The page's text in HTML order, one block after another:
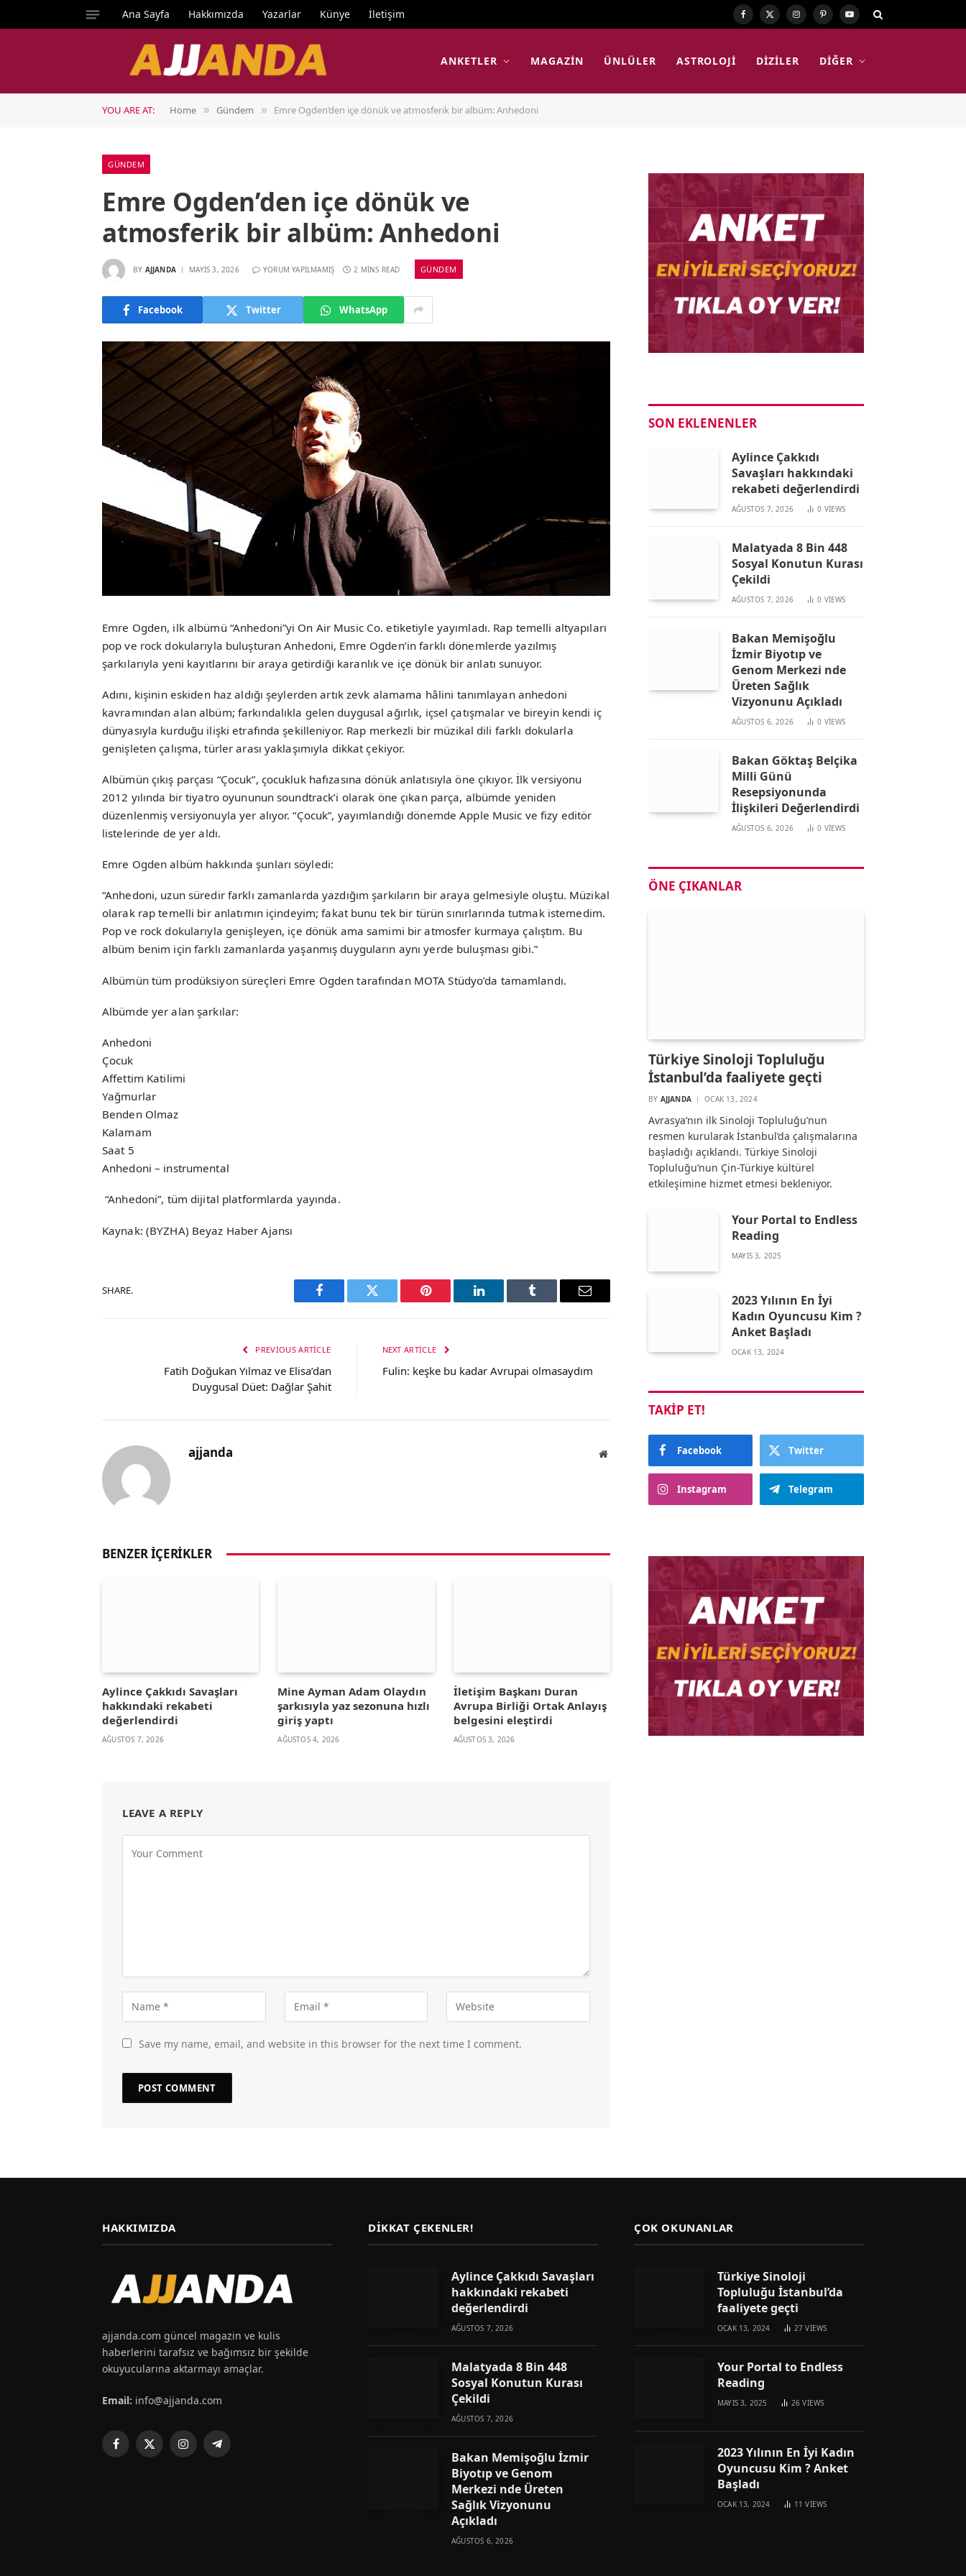
Ana Sayfa Hakkımızda Yazarlar Künye İletişim Facebook
X
Instagram
PinterestYouTube
ANKETLER MAGAZIN ÜNLÜLER ASTROLOJI DIZILER DIĞER
YOU ARE AT: Home » Gündem » Emre Ogden’den içe dönük ve atmosferik bir albüm: Anhedoni
GÜNDEM
Emre Ogden’den içe dönük ve
atmosferik bir albüm: Anhedoni
BY AJJANDA MAYIS 3, 2026 YORUM YAPILMAMIŞ 2 MINS READ GÜNDEM
Facebook Twitter WhatsApp
Emre Ogden, ilk albümü “Anhedoni”yi On Air Music Co. etiketiyle yayımladı. Rap temelli altyapıları
pop ve rock dokularıyla buluşturan Anhedoni, Emre Ogden’in farklı dönemlerde yazılmış
şarkılarıyla yeni kayıtlarını bir araya getirdiği karanlık ve içe dönük bir anlatı sunuyor.
Adını, kişinin eskiden haz aldığı şeylerden artık zevk alamama hâlini tanımlayan anhedoni
kavramından alan albüm; farkındalıkla gelen duygusal ağırlık, içsel çatışmalar ve bireyin kendi iç
dünyasıyla kurduğu ilişki etrafında şekilleniyor. Rap merkezli bir müzikal dili farklı dokularla
genişleten çalışma, türler arası yaklaşımıyla dikkat çekiyor.
Albümün çıkış parçası “Çocuk”, çocukluk hafızasına dönük anlatısıyla öne çıkıyor. İlk versiyonu
2012 yılında bir tiyatro oyununun soundtrack’i olarak öne çıkan parça, albümde yeniden
düzenlenmiş versiyonuyla yer alıyor. “Çocuk”, yayımlandığı dönemde Apple Music ve fizy editör
listelerinde de yer aldı.
Emre Ogden albüm hakkında şunları söyledi:
“Anhedoni, uzun süredir farklı zamanlarda yazdığım şarkıların bir araya gelmesiyle oluştu. Müzikal
olarak rap temelli bir anlatımın içindeyim; fakat bunu tek bir türün sınırlarında tutmak istemedim.
Pop ve rock dokularıyla genişleyen, içe dönük ama samimi bir atmosfer kurmaya çalıştım. Bu
albüm benim için farklı zamanlarda yaşanmış duyguların aynı yerde buluşması gibi.”
Albümün tüm prodüksiyon süreçleri Emre Ogden tarafından MOTA Stüdyo’da tamamlandı.
Albümde yer alan şarkılar:
Anhedoni
Çocuk
Affettim Katilimi
Yağmurlar
Benden Olmaz
Kalamam
Saat 5
Anhedoni – instrumental
“Anhedoni”, tüm dijital platformlarda yayında.
Kaynak: (BYZHA) Beyaz Haber Ajansı
SHARE.
Facebook Twitter Pinterest LinkedIn Tumblr Email
PREVIOUS ARTICLE
Fatih Doğukan Yılmaz ve Elisa’dan
Duygusal Düet: Dağlar Şahit
NEXT ARTICLE
Fulin: keşke bu kadar Avrupai olmasaydım
ajjanda Website
BENZER İÇERIKLER
Aylince Çakkıdı Savaşları
hakkındaki rekabeti
değerlendirdi
AĞUSTOS 7, 2026
Mine Ayman Adam Olaydın
şarkısıyla yaz sezonuna hızlı
giriş yaptı
AĞUSTOS 4, 2026
İletişim Başkanı Duran
Avrupa Birliği Ortak Anlayış
belgesini eleştirdi
AĞUSTOS 3, 2026
LEAVE A REPLY
Save my name, email, and website in this browser for the next time I comment.
SON EKLENENLER
Aylince Çakkıdı
Savaşları hakkındaki
rekabeti değerlendirdi
AĞUSTOS 7, 2026 0 VIEWS
Malatyada 8 Bin 448
Sosyal Konutun Kurası
Çekildi
AĞUSTOS 7, 2026 0 VIEWS
Bakan Memişoğlu
İzmir Biyotıp ve
Genom Merkezi nde
Üreten Sağlık
Vizyonunu Açıkladı
AĞUSTOS 6, 2026 0 VIEWS
Bakan Göktaş Belçika
Milli Günü
Resepsiyonunda
İlişkileri Değerlendirdi
AĞUSTOS 6, 2026 0 VIEWS
ÖNE ÇIKANLAR
Türkiye Sinoloji Topluluğu
İstanbul’da faaliyete geçti
BY AJJANDA OCAK 13, 2024
Avrasya’nın ilk Sinoloji Topluluğu’nun
resmen kurularak İstanbul’da çalışmalarına
başladığı açıklandı. Türkiye Sinoloji
Topluluğu’nun Çin-Türkiye kültürel
etkileşimine hizmet etmesi bekleniyor.
Your Portal to Endless
Reading
MAYIS 3, 2025
2023 Yılının En İyi
Kadın Oyuncusu Kim ?
Anket Başladı
OCAK 13, 2024
TAKIP ET!
Facebook Twitter
Instagram Telegram
HAKKIMIZDA
ajjanda.com güncel magazin ve kulis
haberlerini tarafsız ve bağımsız bir şekilde
okuyucularına aktarmayı amaçlar.
Email: info@ajjanda.com
Facebook
X
InstagramTelegram
DIKKAT ÇEKENLER!
Aylince Çakkıdı Savaşları
hakkındaki rekabeti
değerlendirdi
AĞUSTOS 7, 2026
Malatyada 8 Bin 448
Sosyal Konutun Kurası
Çekildi
AĞUSTOS 7, 2026
Bakan Memişoğlu İzmir
Biyotıp ve Genom
Merkezi nde Üreten
Sağlık Vizyonunu
Açıkladı
AĞUSTOS 6, 2026
ÇOK OKUNANLAR
Türkiye Sinoloji
Topluluğu İstanbul’da
faaliyete geçti
OCAK 13, 2024 27VIEWS
Your Portal to Endless
Reading
MAYIS 3, 2025 26VIEWS
2023 Yılının En İyi Kadın
Oyuncusu Kim ? Anket
Başladı
OCAK 13, 2024 11VIEWS